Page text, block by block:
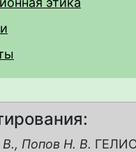
Попов Н. В.